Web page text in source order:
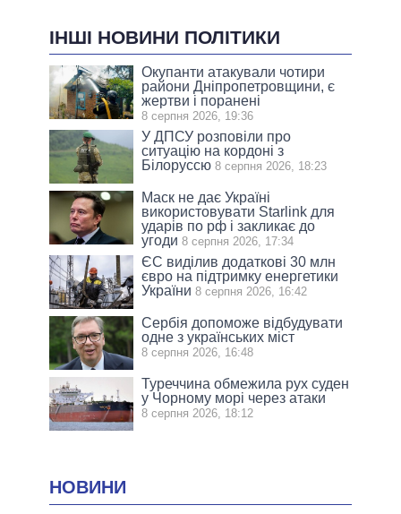
ІНШІ НОВИНИ ПОЛІТИКИ
Окупанти атакували чотири
райони Дніпропетровщини, є
жертви і поранені
8 серпня 2026, 19:36
У ДПСУ розповіли про
ситуацію на кордоні з
Білоруссю 8 серпня 2026, 18:23
Маск не дає Україні
використовувати Starlink для
ударів по рф і закликає до
угоди 8 серпня 2026, 17:34
ЄС виділив додаткові 30 млн
євро на підтримку енергетики
України 8 серпня 2026, 16:42
Сербія допоможе відбудувати
одне з українських міст
8 серпня 2026, 16:48
Туреччина обмежила рух суден
у Чорному морі через атаки
8 серпня 2026, 18:12
НОВИНИ